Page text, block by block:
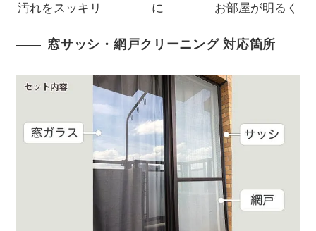
汚れをスッキリ
に
お部屋が明るく
窓サッシ・網戸クリーニング 対応箇所